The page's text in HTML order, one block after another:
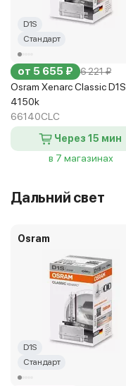
D1S
Стандарт
от 5 655 ₽ 6 221 ₽
Osram Xenarc Classic D1S
4150k
66140CLC
Через 15 мин
в 7 магазинах
Дальний свет
Osram
D1S
Стандарт